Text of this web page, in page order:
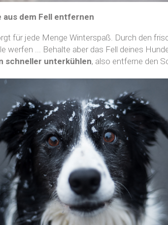
aus dem Fell entfernen
für jede Menge Winterspaß. Durch den
werfen ... Behalte aber das Fell deines
schneller unterkühlen, also entferne den